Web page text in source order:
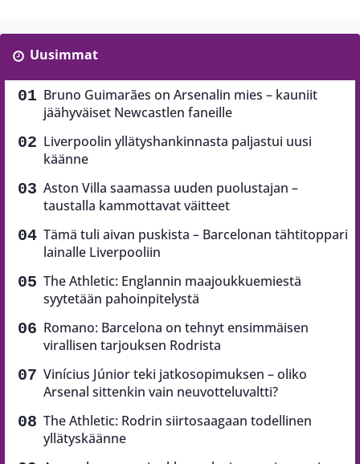
Uusimmat
Bruno Guimarães on Arsenalin mies – kauniit
jäähyväiset Newcastlen faneille
Liverpoolin yllätyshankinnasta paljastui uusi
käänne
Aston Villa saamassa uuden puolustajan –
taustalla kammottavat väitteet
Tämä tuli aivan puskista – Barcelonan tähtitoppari
lainalle Liverpooliin
The Athletic: Englannin maajoukkuemiestä
syytetään pahoinpitelystä
Romano: Barcelona on tehnyt ensimmäisen
virallisen tarjouksen Rodrista
Vinícius Júnior teki jatkosopimuksen – oliko
Arsenal sittenkin vain neuvotteluvaltti?
The Athletic: Rodrin siirtosaagaan todellinen
yllätyskäänne